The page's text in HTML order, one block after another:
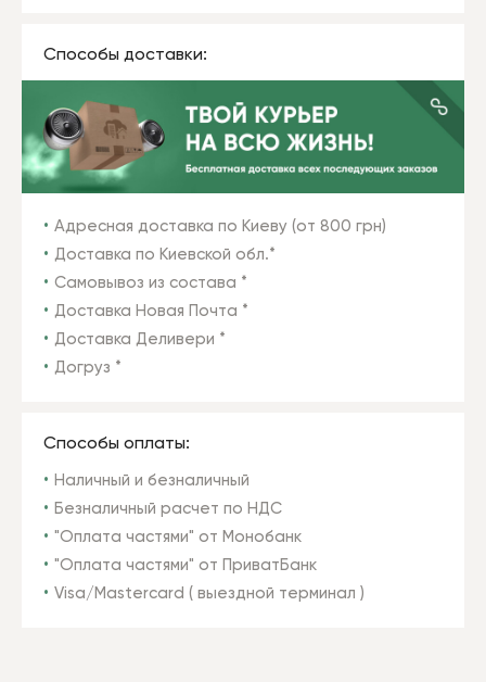
Способы доставки:
Адресная доставка по Киеву (от 800 грн)
Доставка по Киевской обл.*
Самовывоз из состава *
Доставка Новая Почта *
Доставка Деливери *
Догруз *
Способы оплаты:
Наличный и безналичный
Безналичный расчет по НДС
"Оплата частями" от Монобанк
"Оплата частями" от ПриватБанк
Visa/Mastercard ( выездной терминал )